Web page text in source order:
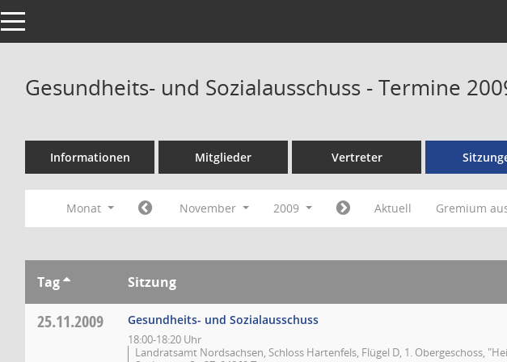
Toggle navigation
Gesundheits- und Sozialausschuss - Termine
Informationen Mitglieder Vertreter
Monat November 2009 Aktuell Gremium
Tag Sitzung
25.11.2009 Gesundheits- und Sozialausschuss
18:00-18:20 Uhr
Landratsamt Nordsachsen, Schloss Hartenfels, Flügel D, 1. Obergeschoss,